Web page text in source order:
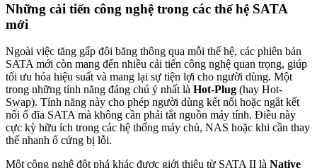
Những cải tiến công nghệ trong các thế hệ SATA
mới
Ngoài việc tăng gấp đôi băng thông qua mỗi thế hệ, các phiên bản
SATA mới còn mang đến nhiều cải tiến công nghệ quan trọng, giúp
tối ưu hóa hiệu suất và mang lại sự tiện lợi cho người dùng. Một
trong những tính năng đáng chú ý nhất là Hot-Plug (hay Hot-
Swap). Tính năng này cho phép người dùng kết nối hoặc ngắt kết
nối ổ đĩa SATA mà không cần phải tắt nguồn máy tính. Điều này
cực kỳ hữu ích trong các hệ thống máy chủ, NAS hoặc khi cần thay
thế nhanh ổ cứng bị lỗi.
Một công nghệ đột phá khác được giới thiệu từ SATA II là Native